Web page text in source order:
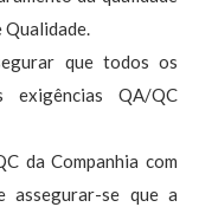
Qualidade.
que todos os
exigências QA/QC
da Companhia com
assegurar-se que a